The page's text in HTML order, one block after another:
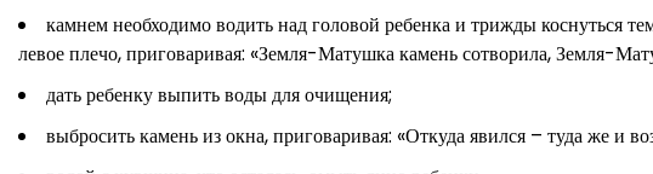
камнем необходимо водить над головой ребенка и трижды коснуться
левое плечо, приговаривая: «Земля-Матушка камень сотворила, Земля-
дать ребенку выпить воды для очищения;
выбросить камень из окна, приговаривая: «Откуда явился – туда же и